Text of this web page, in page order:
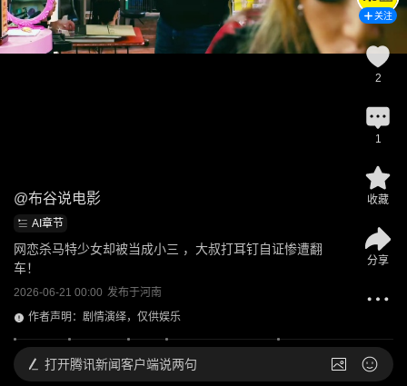
@布谷说电影
AI章节
网恋杀马特少女却被当成小三 ，大叔打耳钉自证惨遭翻
车！
2026-06-21 00:00 发布于河南
作者声明：剧情演绎，仅供娱乐
关注
2
1
收藏
分享
打开腾讯新闻客户端说两句